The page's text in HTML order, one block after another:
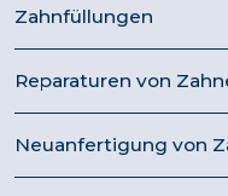
Zahnfüllungen
Reparaturen von
Neuanfertigung von